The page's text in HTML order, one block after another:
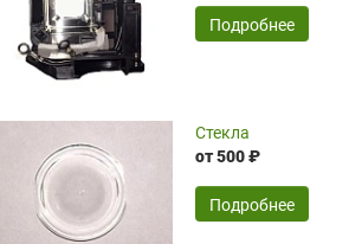
временные затраты по достаточно
оптимизированной стоимости, чему
чрезмерно благодарны!)))
SERGEY FOURSOV,24.04.2026
широкий ассортимент ламп, как
так и аналогов.Быстрое оформление и
передача в доставку, приемлемые цены.
понравилось.
Читать полностью
Подробнее
Стекла
от 500 ₽
Подробнее